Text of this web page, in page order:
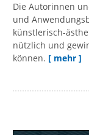
Die Autorinnen
und
künstlerisch-
nützlich und
können. [ mehr ]